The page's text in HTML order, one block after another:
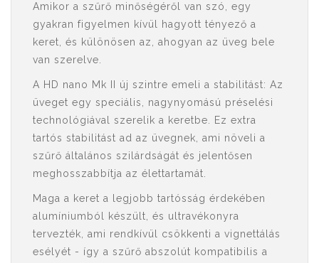
Amikor a szűrő minőségéről van szó, egy
gyakran figyelmen kívül hagyott tényező a
keret, és különösen az, ahogyan az üveg bele
van szerelve.
A HD nano Mk II új szintre emeli a stabilitást: Az
üveget egy speciális, nagynyomású préselési
technológiával szerelik a keretbe. Ez extra
tartós stabilitást ad az üvegnek, ami növeli a
szűrő általános szilárdságát és jelentősen
meghosszabbítja az élettartamát.
Maga a keret a legjobb tartósság érdekében
alumíniumból készült, és ultravékonyra
tervezték, ami rendkívül csökkenti a vignettálás
esélyét - így a szűrő abszolút kompatibilis a